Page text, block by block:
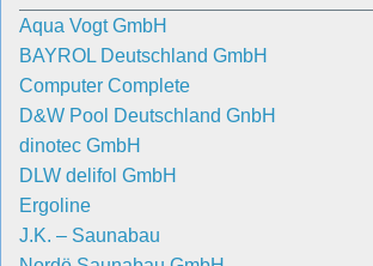
Aqua Vogt GmbH
BAYROL Deutschland GmbH
Computer Complete
D&W Pool Deutschland GnbH
dinotec GmbH
DLW delifol GmbH
Ergoline
J.K. – Saunabau